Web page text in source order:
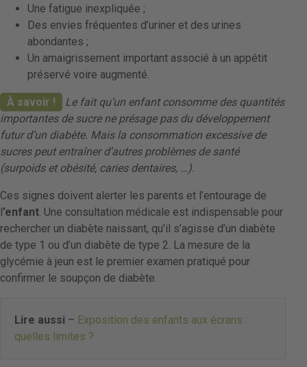
Une fatigue inexpliquée ;
Des envies fréquentes d’uriner et des urines
abondantes ;
Un amaigrissement important associé à un appétit
préservé voire augmenté.
À savoir !
Le fait qu’un enfant consomme des quantités
importantes de sucre ne présage pas du développement
futur d’un diabète. Mais la consommation excessive de
sucres peut entraîner d’autres problèmes de santé
(surpoids et obésité, caries dentaires, …).
Ces signes doivent alerter les parents et l’entourage de
’enfant. Une consultation médicale est indispensable pour
rechercher un diabète naissant, qu’il s’agisse d’un diabète
de type 1 ou d’un diabète de type 2. La mesure de la
glycémie à jeun est le premier examen pratiqué pour
confirmer le soupçon de diabète.
Lire aussi – Exposition des enfants aux écrans :
quelles limites ?